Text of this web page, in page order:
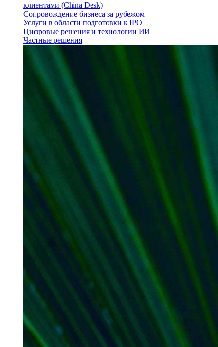
клиентами (China Desk)
Сопровождение бизнеса за рубежом
Услуги в области подготовки к IPO
Цифровые решения и технологии ИИ
Частные решения